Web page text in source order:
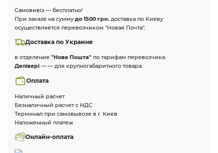
Самовивіз — бесплатно!
При заказе на сумму до 1500 грн. доставка по Киеву
осуществляется перевозчиком "Новая Почта".
Доставка по Украине
в отделение "Нова Пошта" по тарифам перевозчика.
Делівері — — для крупногабаритного товара.
Оплата
Наличный расчет
Безналичный расчет с НДС
Терминал при самовывозе в г. Киев
Наложенный платеж
Онлайн-оплата